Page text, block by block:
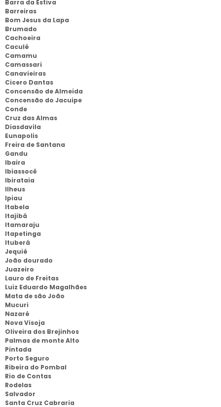
Barra da Estiva
Barreiras
Bom Jesus da Lapa
Brumado
Cachoeira
Caculé
Camamu
Camassari
Canavieiras
Cicero Dantas
Concensão de Almeida
Concensão do Jacuipe
Conde
Cruz das Almas
Diasdavila
Eunapolis
Freira de Santana
Gandu
Ibaira
Ibiassocê
Ibirataia
Ilheus
Ipiau
Itabela
Itajibá
Itamaraju
Itapetinga
Ituberá
Jequié
João dourado
Juazeiro
Lauro de Freitas
Luiz Eduardo Magalhães
Mata de são João
Mucuri
Nazaré
Nova Visoja
Oliveira dos Brejinhos
Palmas de monte Alto
Pintada
Porto Seguro
Ribeira do Pombal
Rio de Contas
Rodelas
Salvador
Santa Cruz Cabraria